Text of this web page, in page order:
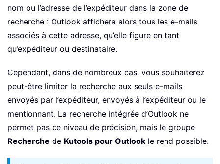
nom ou l’adresse de l’expéditeur dans la zone de
recherche : Outlook affichera alors tous les e-mails
associés à cette adresse, qu’elle figure en tant
qu’expéditeur ou destinataire.
Cependant, dans de nombreux cas, vous souhaiterez
peut-être limiter la recherche aux seuls e-mails
envoyés par l’expéditeur, envoyés à l’expéditeur ou le
mentionnant. La recherche intégrée d’Outlook ne
permet pas ce niveau de précision, mais le groupe
Recherche de Kutools pour Outlook le rend possible.